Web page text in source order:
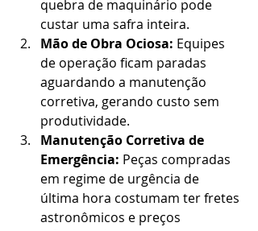
quebra de maquinário pode
custar uma safra inteira.
Mão de Obra Ociosa: Equipes
de operação ficam paradas
aguardando a manutenção
corretiva, gerando custo sem
produtividade.
Manutenção Corretiva de
Emergência: Peças compradas
em regime de urgência de
última hora costumam ter fretes
astronômicos e preços